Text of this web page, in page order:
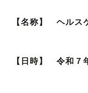
新事業・販路開
よろず支援拠点
【名称】　ヘル
【日時】 令和７